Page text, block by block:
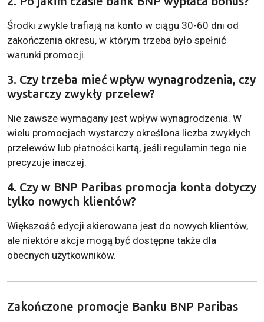
Środki zwykle trafiają na konto w ciągu 30-60 dni od
zakończenia okresu, w którym trzeba było spełnić
warunki promocji.
3. Czy trzeba mieć wpływ wynagrodzenia, czy
wystarczy zwykły przelew?
Nie zawsze wymagany jest wpływ wynagrodzenia. W
wielu promocjach wystarczy określona liczba zwykłych
przelewów lub płatności kartą, jeśli regulamin tego nie
precyzuje inaczej.
4. Czy w BNP Paribas promocja konta dotyczy
tylko nowych klientów?
Większość edycji skierowana jest do nowych klientów,
ale niektóre akcje mogą być dostępne także dla
obecnych użytkowników.
Zakończone promocje Banku BNP Paribas